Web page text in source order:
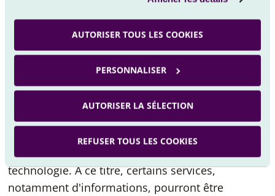
AUTORISER TOUS LES COOKIES
PERSONNALISER
AUTORISER LA SÉLECTION
REFUSER TOUS LES COOKIES
Par ailleurs, VEGA Investment Solutions, ses
fournisseurs d'informations et prestataires ne
peuvent être tenus pour responsables de la
diffusion d'informations erronées pour des
raisons indépendantes de leur volonté.
Ce service Internet pourra être modifié
partiellement ou totalement à tout moment, sans
préavis tant en termes de contenus, de
fonctionnalités qu'en fonction de l'évolution de la
technologie. A ce titre, certains services,
notamment d'informations, pourront être